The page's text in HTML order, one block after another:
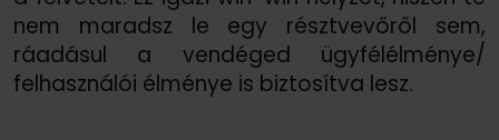
nem maradsz le egy résztvevőről sem,
ráadásul a vendéged ügyfélélménye/
felhasználói élménye is biztosítva lesz.